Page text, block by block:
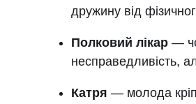
дружину від
Полковий лікар —
несправедливість,
Катря — молода